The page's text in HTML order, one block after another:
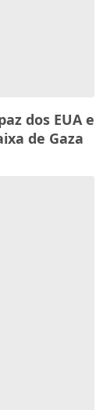
dos EUA e
de Gaza